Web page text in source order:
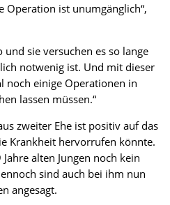
Operation ist unumgänglich“,
und sie versuchen es so lange
notwenig ist. Und mit dieser
noch einige Operationen in
lassen müssen.“
zweiter Ehe ist positiv auf das
Krankheit hervorrufen könnte.
alten Jungen noch kein
sind auch bei ihm nun
angesagt.